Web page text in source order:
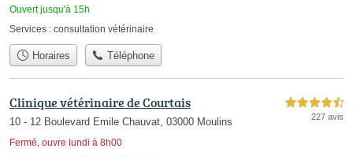
Ouvert jusqu'à 15h
Services : consultation vétérinaire
Horaires Téléphone
Clinique vétérinaire de Courtais
10 - 12 Boulevard Emile Chauvat, 03000 Moulins
Fermé, ouvre lundi à 8h00
4,5 étoiles sur 5
227 avis